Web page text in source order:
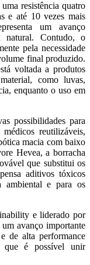
resistência quatro
e até 10 vezes mais
um avanço
natural. Contudo, o
pela necessidade
final produzido.
voltada a produtos
como luvas,
enquanto o uso em
possibilidades para
reutilizáveis,
macia com baixo
Hevea, a borracha
que substitui os
aditivos tóxicos
ambiental e para os
e liderado por
avanço importante
de alta performance
que é possível unir